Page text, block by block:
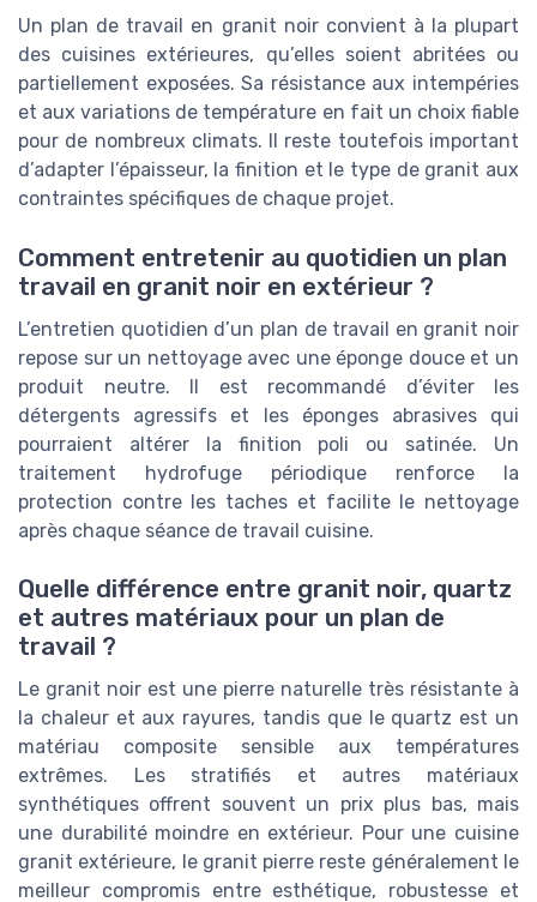
Un plan de travail en granit noir convient à la plupart
des cuisines extérieures, qu’elles soient abritées ou
partiellement exposées. Sa résistance aux intempéries
et aux variations de température en fait un choix fiable
pour de nombreux climats. Il reste toutefois important
d’adapter l’épaisseur, la finition et le type de granit aux
contraintes spécifiques de chaque projet.
Comment entretenir au quotidien un plan
travail en granit noir en extérieur ?
L’entretien quotidien d’un plan de travail en granit noir
repose sur un nettoyage avec une éponge douce et un
produit neutre. Il est recommandé d’éviter les
détergents agressifs et les éponges abrasives qui
pourraient altérer la finition poli ou satinée. Un
traitement hydrofuge périodique renforce la
protection contre les taches et facilite le nettoyage
après chaque séance de travail cuisine.
Quelle différence entre granit noir, quartz
et autres matériaux pour un plan de
travail ?
Le granit noir est une pierre naturelle très résistante à
la chaleur et aux rayures, tandis que le quartz est un
matériau composite sensible aux températures
extrêmes. Les stratifiés et autres matériaux
synthétiques offrent souvent un prix plus bas, mais
une durabilité moindre en extérieur. Pour une cuisine
granit extérieure, le granit pierre reste généralement le
meilleur compromis entre esthétique, robustesse et